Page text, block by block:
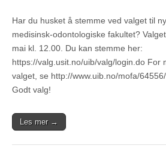
Har du husket å stemme ved valget til
medisinsk-odontologiske fakultet?
mai kl. 12.00. Du kan stemme her:
https://valg.usit.no/uib/valg/login.do For
valget, se http://www.uib.no/mofa/
Godt valg!
Les mer →